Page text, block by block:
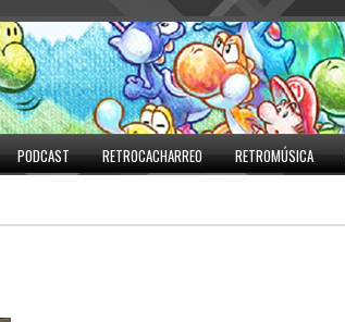
PODCAST RETROCACHARREO RETROMÚSICA